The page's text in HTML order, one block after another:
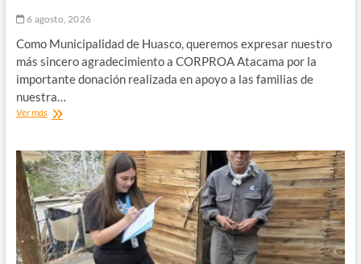
6 agosto, 2026
Como Municipalidad de Huasco, queremos expresar nuestro
más sincero agradecimiento a CORPROA Atacama por la
importante donación realizada en apoyo a las familias de
nuestra…
Ver másAlcalde
Genaro
Briceño:
Agradecemos
el
valioso
apoyo
de
CORPROA